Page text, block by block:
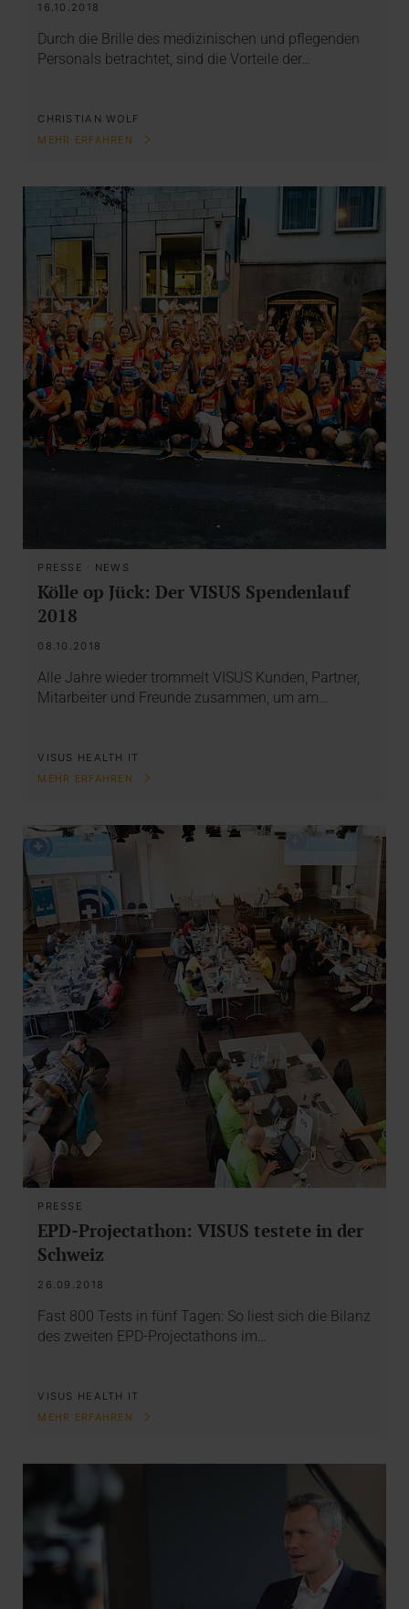
16.10.2018
Durch die Brille des medizinischen und pflegenden
Personals betrachtet, sind die Vorteile der…
CHRISTIAN WOLF
MEHR ERFAHREN
PRESSE · NEWS
Kölle op Jück: Der VISUS Spendenlauf
2018
08.10.2018
Alle Jahre wieder trommelt VISUS Kunden, Partner,
Mitarbeiter und Freunde zusammen, um am…
VISUS HEALTH IT
MEHR ERFAHREN
PRESSE
EPD-Projectathon: VISUS testete in der
Schweiz
26.09.2018
Fast 800 Tests in fünf Tagen: So liest sich die Bilanz
des zweiten EPD-Projectathons im…
VISUS HEALTH IT
MEHR ERFAHREN